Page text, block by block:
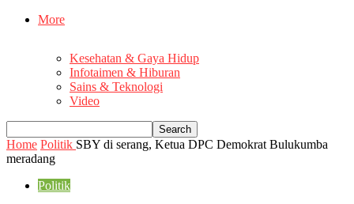
More
Kesehatan & Gaya Hidup
Infotaimen & Hiburan
Sains & Teknologi
Video
Home Politik SBY di serang, Ketua DPC Demokrat Bulukumba
meradang
Politik